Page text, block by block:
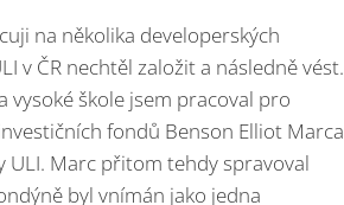
na několika developerských
v ČR nechtěl založit a následně vést.
vysoké škole jsem pracoval pro
fondů Benson Elliot Marca
ULI. Marc přitom tehdy spravoval
byl vnímán jako jedna